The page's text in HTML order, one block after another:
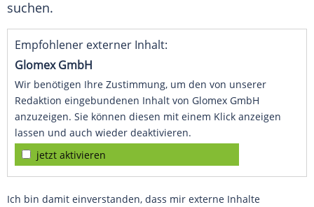
suchen.
Empfohlener externer Inhalt:
Glomex GmbH
Wir benötigen Ihre Zustimmung, um den von unserer
Redaktion eingebundenen Inhalt von Glomex GmbH
anzuzeigen. Sie können diesen mit einem Klick anzeigen
lassen und auch wieder deaktivieren.
jetzt aktivieren
Ich bin damit einverstanden, dass mir externe Inhalte